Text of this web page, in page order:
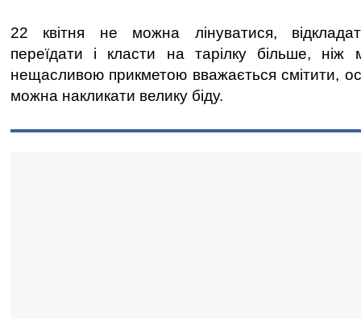
22 квітня не можна лінуватися,
переїдати і класти на тарілку більше, ніж
нещасливою прикметою вважається смітити,
можна накликати велику біду.